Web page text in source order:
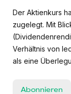
Der Aktienkurs
zugelegt. Mit
Verhältnis von
als eine
Abonnieren